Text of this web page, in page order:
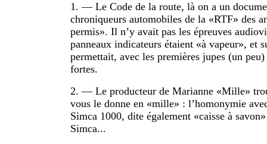
1. — Le Code de la route, là on a un
chroniqueurs automobiles de la «RTF» des
permis». Il n’y avait pas les épreuves
panneaux indicateurs étaient «à vapeur», et
permettait, avec les premières jupes (un
fortes.
2. — Le producteur de Marianne «Mille»
vous le donne en «mille» : l’homonymie
Simca 1000, dite également «caisse à
Simca...